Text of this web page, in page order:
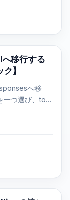
移行する
】
へ移
一つ選び、tool
で切り替えま